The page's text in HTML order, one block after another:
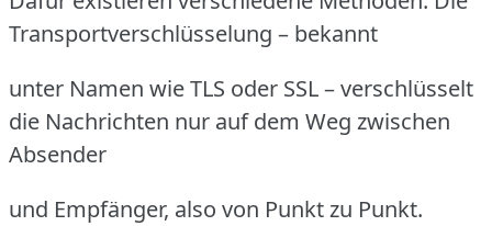
Transportverschlüsselung – bekannt
unter Namen wie TLS oder SSL – verschlüsselt
die Nachrichten nur auf dem Weg zwischen
Absender
und Empfänger, also von Punkt zu Punkt.